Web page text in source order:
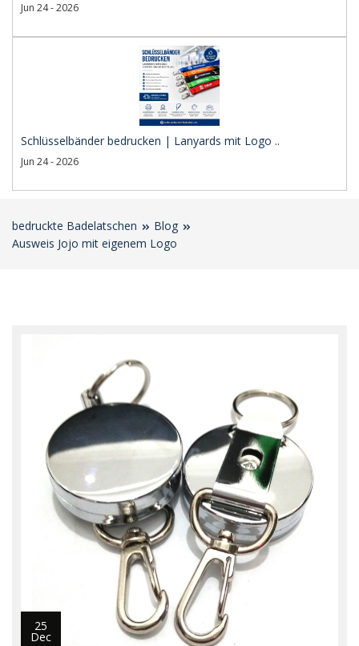
Jun 24 - 2026
Schlüsselbänder bedrucken | Lanyards mit Logo ..
Jun 24 - 2026
bedruckte Badelatschen
Blog
Ausweis Jojo mit eigenem Logo
25
Dec